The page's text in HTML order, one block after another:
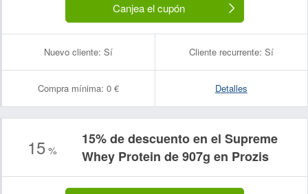
Canjea el cupón
Nuevo cliente: Sí Cliente recurrente: Sí
Compra mínima: 0 € Detalles
15 %
15% de descuento en el Supreme
Whey Protein de 907g en Prozis